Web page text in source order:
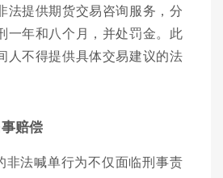
法提供期货交易咨询服务，分
一年和八个月，并处罚金。此
人不得提供具体交易建议的法
赔偿
非法喊单行为不仅面临刑事责